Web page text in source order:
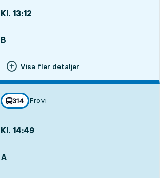
Kl. 13:12
B
Visa fler detaljer
linje
314
mot
Frövi
,
Kl. 14:49
A